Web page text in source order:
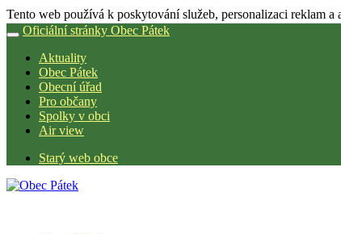
Tento web používá k poskytování služeb, personalizaci reklam
Oficiální stránky Obec Pátek
Aktuality
Obec Pátek
Obecní úřad
Pro občany
Spolky v obci
Air view
Starý web obce